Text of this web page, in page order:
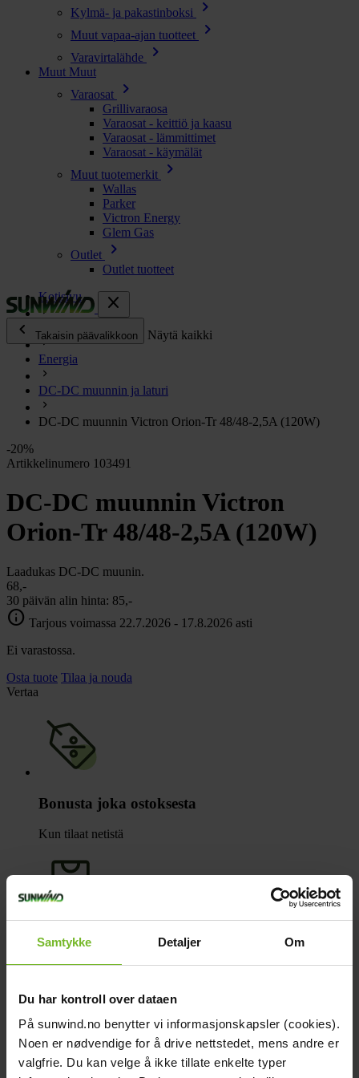
Samtykke Detaljer Om
Du har kontroll over dataen
På sunwind.no benytter vi informasjonskapsler (cookies).
Noen er nødvendige for å drive nettstedet, mens andre er
valgfrie. Du kan velge å ikke tillate enkelte typer
Kylmä- ja pakastinboksi chevron_right
Muut vapaa-ajan tuotteet chevron_right
Varavirtalähde chevron_right
Muut Muut
Varaosat
chevron_right
Grillivaraosa
Varaosat - keittiö ja kaasu
Varaosat - lämmittimet
Varaosat - käymälät
Muut tuotemerkit
chevron_right
Wallas
Parker
Victron Energy
Glem Gas
Outlet
chevron_right
Outlet tuotteet
close
chevron_left
Takaisin päävalikkoon Näytä kaikki
Energia
Keittiö ja kaasu chevron_right
Lämpö chevron_right
chevron_right
Piha ja Puutarha chevron_right
Vapaa-aika ja Retkeily chevron_right
Kotisivu
Energia
DC-DC muunnin ja laturi
DC-DC muunnin Victron Orion-Tr 48/48-2,5A (120W)
-20%
Artikkelinumero 103491
DC-DC muunnin Victron
Orion-Tr 48/48-2,5A (120W)
Laadukas DC-DC muunin.
68,-
30 päivän alin hinta: 85,-
info Tarjous voimassa 22.7.2026 - 17.8.2026 asti
Ei varastossa.
Osta tuote Tilaa ja nouda
Vertaa
Bonusta joka ostoksesta
Kun tilaat netistä
Tilaa ja nouda